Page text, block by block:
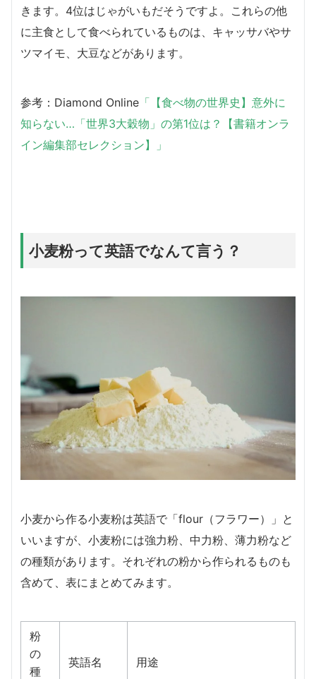
きます。4位はじゃがいもだそうですよ。これらの他
に主食として食べられているものは、キャッサバやサ
ツマイモ、大豆などがあります。
参考：Diamond Online 「【食べ物の世界史】意外に
知らない…「世界3大穀物」の第1位は？【書籍オンラ
イン編集部セレクション】」
小麦粉って英語でなんて言う？
小麦から作る小麦粉は英語で「flour（フラワー）」と
いいますが、小麦粉には強力粉、中力粉、薄力粉など
の種類があります。それぞれの粉から作られるものも
含めて、表にまとめてみます。
粉
の
種
英語名 用途